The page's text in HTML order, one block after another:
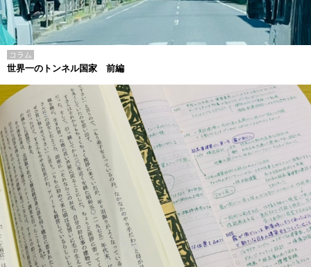
コラム
世界一のトンネル国家 前編